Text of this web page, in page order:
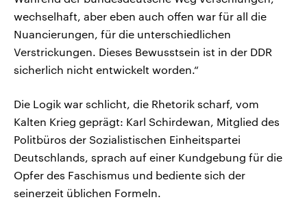
wechselhaft, aber eben auch offen war für all die
Nuancierungen, für die unterschiedlichen
Verstrickungen. Dieses Bewusstsein ist in der DDR
sicherlich nicht entwickelt worden.“
Die Logik war schlicht, die Rhetorik scharf, vom
Kalten Krieg geprägt: Karl Schirdewan, Mitglied des
Politbüros der Sozialistischen Einheitspartei
Deutschlands, sprach auf einer Kundgebung für die
Opfer des Faschismus und bediente sich der
seinerzeit üblichen Formeln.